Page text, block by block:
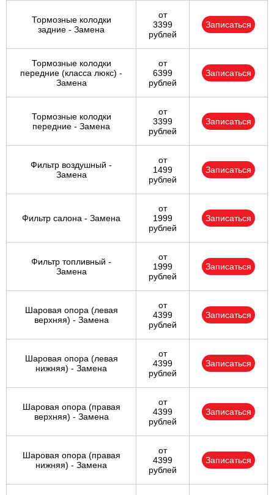
Тормозные колодки
задние - Замена
от
3399
рублей
Записаться
Тормозные колодки
передние (класса люкс) -
Замена
от
6399
рублей
Записаться
Тормозные колодки
передние - Замена
от
3399
рублей
Записаться
Фильтр воздушный -
Замена
от
1499
рублей
Записаться
Фильтр салона - Замена
от
1999
рублей
Записаться
Фильтр топливный -
Замена
от
1999
рублей
Записаться
Шаровая опора (левая
верхняя) - Замена
от
4399
рублей
Записаться
Шаровая опора (левая
нижняя) - Замена
от
4399
рублей
Записаться
Шаровая опора (правая
верхняя) - Замена
от
4399
рублей
Записаться
Шаровая опора (правая
нижняя) - Замена
от
4399
рублей
Записаться